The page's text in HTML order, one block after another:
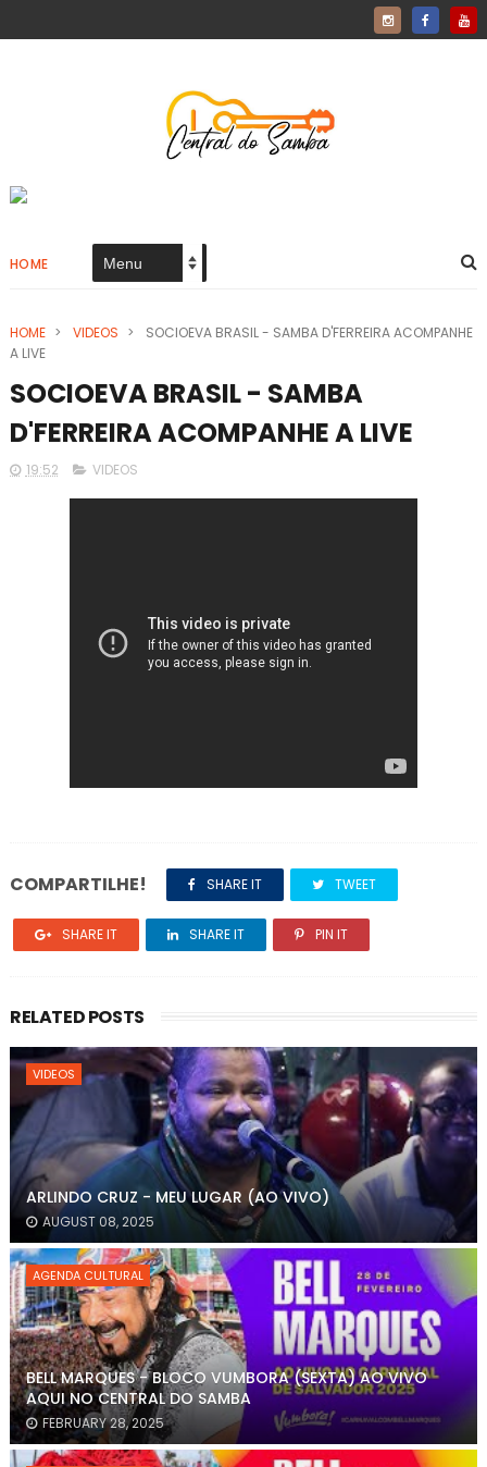
HOME
HOME > VIDEOS >
SOCIOEVA BRASIL - SAMBA D'FERREIRA ACOMPANHE
A LIVE
SOCIOEVA BRASIL - SAMBA
D'FERREIRA ACOMPANHE A LIVE
19:52 VIDEOS
COMPARTILHE! SHARE IT TWEET
SHARE IT SHARE IT PIN IT
RELATED POSTS
VIDEOS
ARLINDO CRUZ - MEU LUGAR (AO VIVO)
AUGUST 08, 2025
AGENDA CULTURAL
BELL MARQUES - BLOCO VUMBORA (SEXTA) AO VIVO
AQUI NO CENTRAL DO SAMBA
FEBRUARY 28, 2025